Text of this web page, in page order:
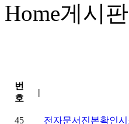
Home게시판